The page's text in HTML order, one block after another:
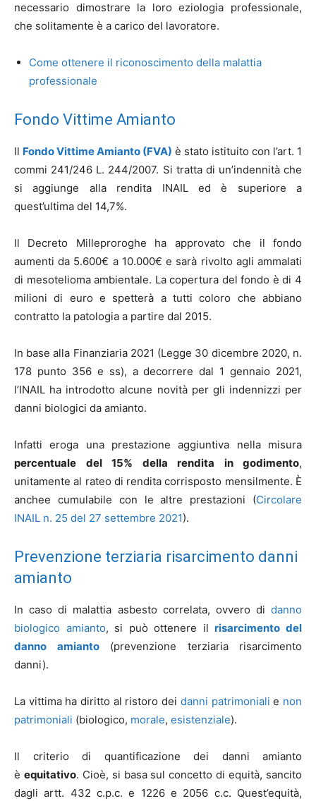
necessario dimostrare la loro eziologia professionale,
che solitamente è a carico del lavoratore.
Come ottenere il riconoscimento della malattia
professionale
Fondo Vittime Amianto
Il Fondo Vittime Amianto (FVA) è stato istituito con l’art. 1
commi 241/246 L. 244/2007. Si tratta di un’indennità che
si aggiunge alla rendita INAIL ed è superiore a
quest’ultima del 14,7%.
Il Decreto Milleproroghe ha approvato che il fondo
aumenti da 5.600€ a 10.000€ e sarà rivolto agli ammalati
di mesotelioma ambientale. La copertura del fondo è di 4
milioni di euro e spetterà a tutti coloro che abbiano
contratto la patologia a partire dal 2015.
In base alla Finanziaria 2021 (Legge 30 dicembre 2020, n.
178 punto 356 e ss), a decorrere dal 1 gennaio 2021,
l’INAIL ha introdotto alcune novità per gli indennizzi per
danni biologici da amianto.
Infatti eroga una prestazione aggiuntiva nella misura
percentuale del 15% della rendita in godimento,
unitamente al rateo di rendita corrisposto mensilmente. È
anchee cumulabile con le altre prestazioni (Circolare
INAIL n. 25 del 27 settembre 2021).
Prevenzione terziaria risarcimento danni
amianto
In caso di malattia asbesto correlata, ovvero di danno
biologico amianto, si può ottenere ilrisarcimento del
danno amianto(prevenzione terziaria risarcimento
danni).
La vittima ha diritto al ristoro dei danni patrimoniali e non
patrimoniali (biologico, morale, esistenziale).
Il criterio di quantificazione dei danni amianto
è equitativo. Cioè, si basa sul concetto di equità, sancito
dagli artt. 432 c.p.c. e 1226 e 2056 c.c. Quest’equità,